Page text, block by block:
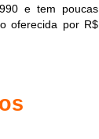
e tem poucas
oferecida por R$